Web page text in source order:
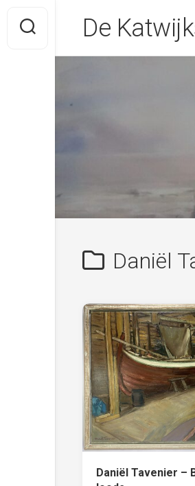
content
De
Daniël
Daniël Tavenier –